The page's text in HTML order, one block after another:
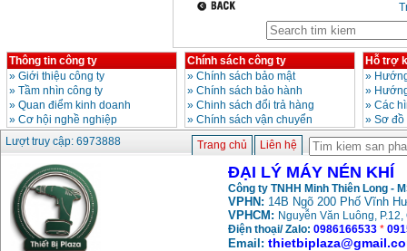
Thông tin công ty
» Giới thiệu công ty
» Tầm nhìn công ty
» Quan điểm kinh doanh
» Cơ hội nghề nghiệp
Chính sách công ty
» Chính sách bảo mật
» Chính sách bảo hành
» Chinh sách đổi trả hàng
» Chính sách vận chuyển
Hỗ trợ
»
»
» Các
» Sơ
Lượt truy cập: 6973888
Trang chủ Liên hệ
ĐẠI LÝ MÁY NÉN KHÍ
Công ty TNHH Minh Thiên Long -
VPHN: 14B Ngõ 200 Phố Vĩnh
VPHCM: Nguyễn Văn Luông,
Điện thoại/ Zalo: 0986166533 *
Email: